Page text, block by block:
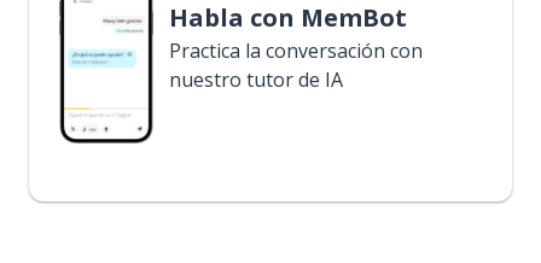
Habla con MemBot
Practica la conversación con
nuestro tutor de IA